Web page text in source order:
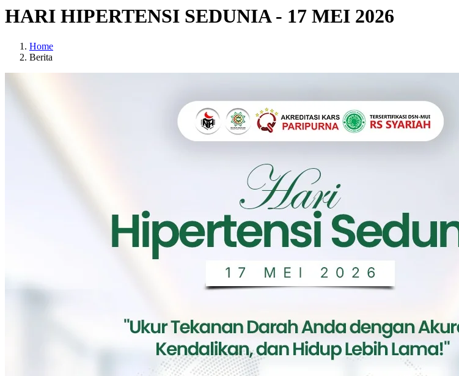
HARI HIPERTENSI SEDUNIA - 17 MEI 2026
Home
Berita